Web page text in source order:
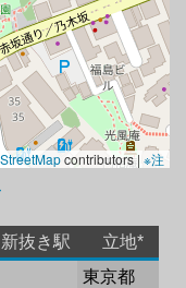
contributors | ※注
新抜き駅
立地*
東京都